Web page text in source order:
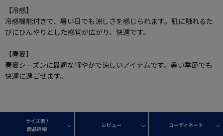
【冷感】
冷感機能付きで、暑い日でも涼しさを感じられます。肌に触れるた
びにひんやりとした感覚が広がり、快適です。
【春夏】
春夏シーズンに最適な軽やかで涼しいアイテムです。暑い季節でも
快適に過ごせます。
サイズ表 /
商品詳細
レビュー コーディネート